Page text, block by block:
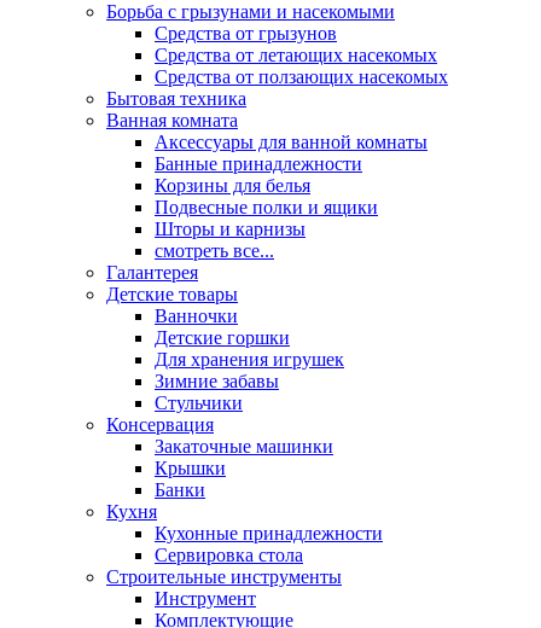
Борьба с грызунами и насекомыми
Средства от грызунов
Средства от летающих насекомых
Средства от ползающих насекомых
Бытовая техника
Ванная комната
Аксессуары для ванной комнаты
Банные принадлежности
Корзины для белья
Подвесные полки и ящики
Шторы и карнизы
смотреть все...
Галантерея
Детские товары
Ванночки
Детские горшки
Для хранения игрушек
Зимние забавы
Стульчики
Консервация
Закаточные машинки
Крышки
Банки
Кухня
Кухонные принадлежности
Сервировка стола
Строительные инструменты
Инструмент
Комплектующие